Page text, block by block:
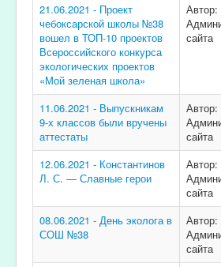
21.06.2021 - Проект
чебоксарской школы №38
вошел в ТОП-10 проектов
Всероссийского конкурса
экологических проектов
«Мой зеленая школа»
Автор:
сайта
11.06.2021 - Выпускникам
9-х классов были вручены
аттестаты
Автор:
сайта
12.06.2021 - Константинов
Л. С. — Славные герои
Автор:
сайта
08.06.2021 - День эколога в
СОШ №38
Автор:
сайта